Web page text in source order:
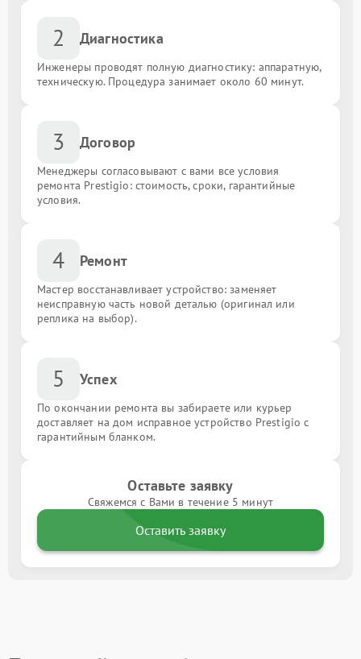
2 Диагностика
Инженеры проводят полную диагностику: аппаратную,
техническую. Процедура занимает около 60 минут.
3 Договор
Менеджеры согласовывают с вами все условия
ремонта Prestigio: стоимость, сроки, гарантийные
условия.
4 Ремонт
Мастер восстанавливает устройство: заменяет
неисправную часть новой деталью (оригинал или
реплика на выбор).
5 Успех
По окончании ремонта вы забираете или курьер
доставляет на дом исправное устройство Prestigio с
гарантийным бланком.
Оставьте заявку
Свяжемся с Вами в течение 5 минут
Оставить заявку